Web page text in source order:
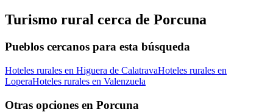
Turismo rural cerca de Porcuna
Pueblos cercanos para esta búsqueda
Hoteles rurales en Higuera de CalatravaHoteles rurales en
LoperaHoteles rurales en Valenzuela
Otras opciones en Porcuna